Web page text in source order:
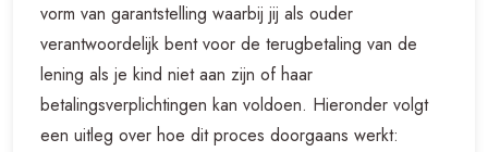
vorm van garantstelling waarbij jij als ouder
verantwoordelijk bent voor de terugbetaling van de
lening als je kind niet aan zijn of haar
betalingsverplichtingen kan voldoen. Hieronder volgt
een uitleg over hoe dit proces doorgaans werkt: